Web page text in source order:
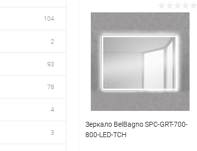
104
2
93
78
4
3
Сравнение
Зеркало BelBagno SPC-GRT-700-
800-LED-TCH